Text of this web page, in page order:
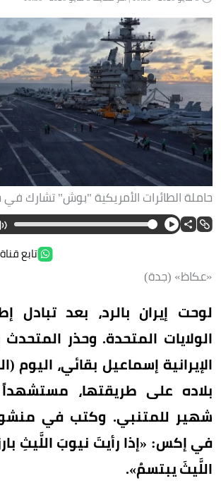
حاملة الطائرات الأمريكية "بوش" تشارك في
تابع
«عكاظ» (جدة)
لوحت إيران بالرد، بعد تبادل
الولايات المتحدة. وحذر المتحدث
الإيرانية إسماعيل بقائي، اليوم
بلاده على طريقتها،
شهير للمتنبي. وكتب في
في إكس: «إذا رأيتَ نيوبَ اللَّيثِ
اللَّيثَ يبتسمُ».